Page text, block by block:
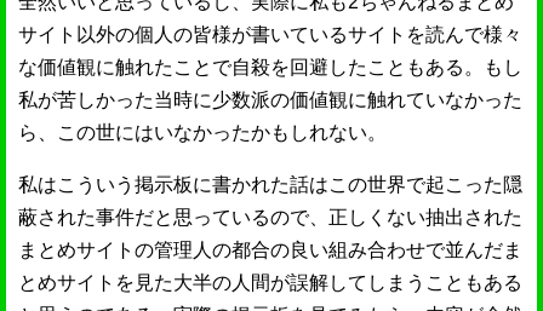
サイト以外の個人の皆様が書いているサイトを読んで様々
な価値観に触れたことで自殺を回避したこともある。もし
私が苦しかった当時に少数派の価値観に触れていなかった
ら、この世にはいなかったかもしれない。
私はこういう掲示板に書かれた話はこの世界で起こった隠
蔽された事件だと思っているので、正しくない抽出された
まとめサイトの管理人の都合の良い組み合わせで並んだま
とめサイトを見た大半の人間が誤解してしまうこともある